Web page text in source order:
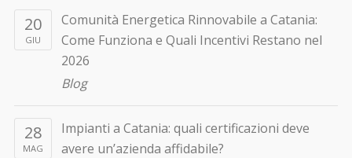
20
GIU
Comunità Energetica Rinnovabile a Catania:
Come Funziona e Quali Incentivi Restano nel
2026
Blog
28
MAG
Impianti a Catania: quali certificazioni deve
avere un’azienda affidabile?